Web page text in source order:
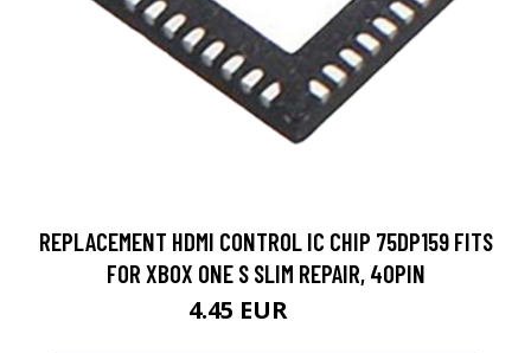
REPLACEMENT HDMI CONTROL IC CHIP 75DP159 FITS
FOR XBOX ONE S SLIM REPAIR, 40PIN
4.45 EUR